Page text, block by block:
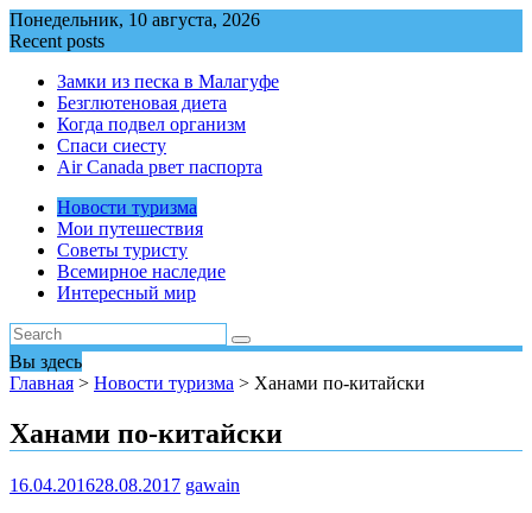
Перейти
к
Понедельник, 10 августа, 2026
Recent posts
Замки из песка в Малагуфе
Безглютеновая диета
Когда подвел организм
Спаси сиесту
Air Canada рвет паспорта
Новости туризма
Мои путешествия
Советы туристу
Всемирное наследие
Интересный мир
Вы здесь
Главная > Новости туризма > Ханами по-китайски
Ханами по-китайски
16.04.201628.08.2017 gawain